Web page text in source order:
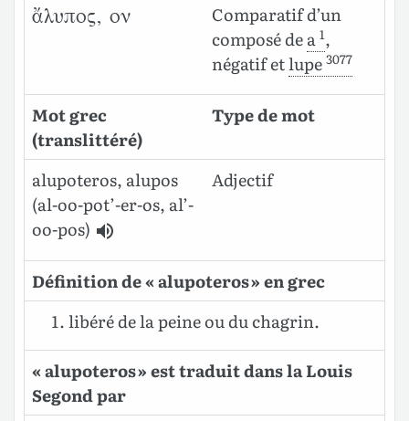
ἄλυπος, ον
Comparatif d’un
composé dea 1,
négatif etlupe 3077
Mot grec
(translittéré)
Type de mot
alupoteros, alupos
(al-oo-pot’-er-os, al’-
oo-pos)
Adjectif
Définition de « alupoteros » en grec
libéré de la peine ou du chagrin.
« alupoteros » est traduit dans la Louis
Segond par